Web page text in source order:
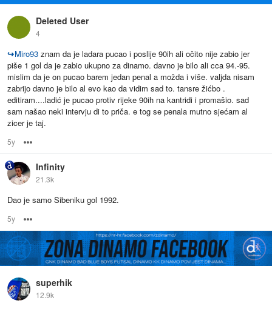
Deleted User
4
↪Miro93 znam da je ladara pucao i poslije 90ih ali očito nije zabio jer
piše 1 gol da je zabio ukupno za dinamo. davno je bilo ali cca 94.-95.
mislim da je on pucao barem jedan penal a možda i više. valjda nisam
zabrijo davno je bilo al evo kao da vidim sad to. tansre žićbo .
editiram....ladić je pucao protiv rijeke 90ih na kantridi i promašio. sad
sam našao neki intervju di to priča. e tog se penala mutno sjećam al
zicer je taj.
5y
Infinity
21.3k
Dao je samo Sibeniku gol 1992.
5y
superhik
12.9k